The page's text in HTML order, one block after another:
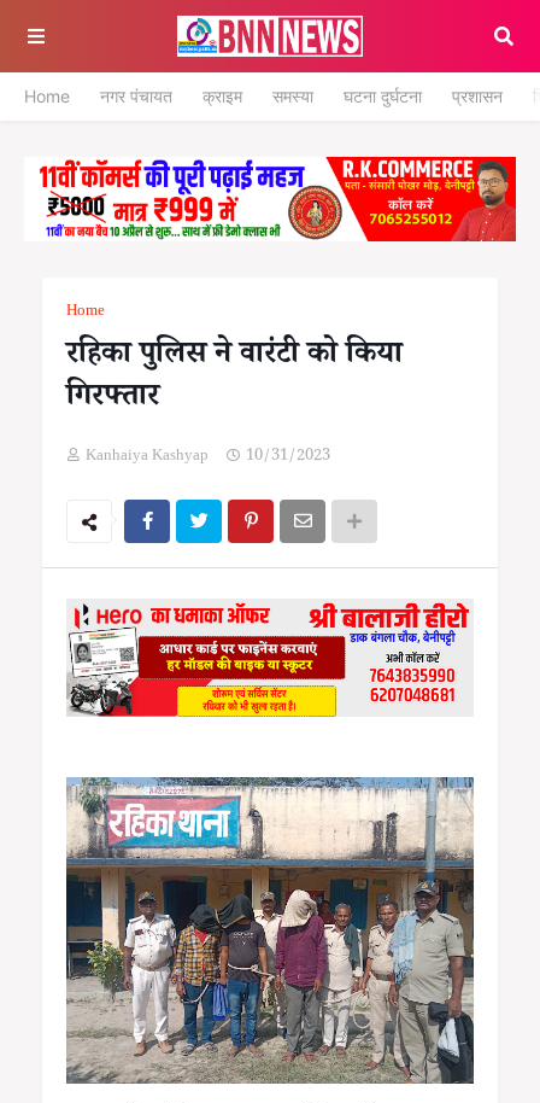
Home नगर पंचायत क्राइम समस्या घटना दुर्घटना प्रशासन
Home
रहिका पुलिस ने वारंटी को किया
गिरफ्तार
Kanhaiya Kashyap 10/31/2023